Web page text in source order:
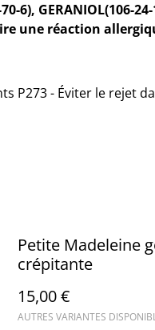
6), GERANIOL(106-
une réaction
P273 - Éviter le rejet
Petite Madeleine
crépitante
15,00 €
AUTRES VARIANTES